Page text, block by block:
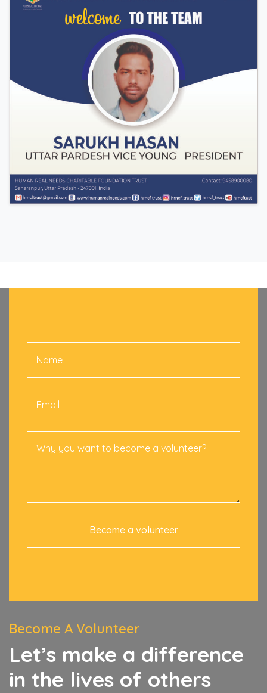
Become a volunteer
Become A Volunteer
Let’s make a difference
in the lives of others